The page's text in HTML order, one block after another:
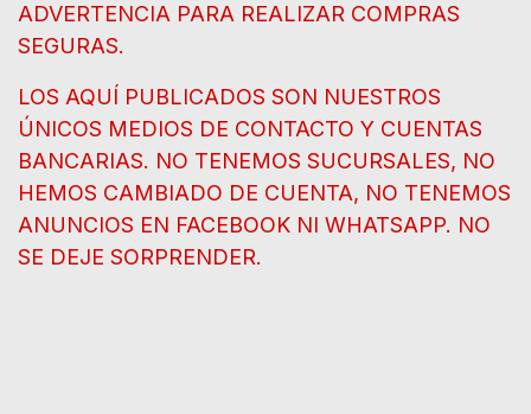
ADVERTENCIA PARA REALIZAR COMPRAS
SEGURAS.
LOS AQUÍ PUBLICADOS SON NUESTROS
ÚNICOS MEDIOS DE CONTACTO Y CUENTAS
BANCARIAS. NO TENEMOS SUCURSALES, NO
HEMOS CAMBIADO DE CUENTA, NO TENEMOS
ANUNCIOS EN FACEBOOK NI WHATSAPP. NO
SE DEJE SORPRENDER.